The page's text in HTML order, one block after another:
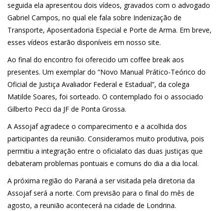
seguida ela apresentou dois vídeos, gravados com o advogado
Gabriel Campos, no qual ele fala sobre Indenização de
Transporte, Aposentadoria Especial e Porte de Arma. Em breve,
esses vídeos estarão disponíveis em nosso site.
Ao final do encontro foi oferecido um coffee break aos
presentes. Um exemplar do “Novo Manual Prático-Teórico do
Oficial de Justiça Avaliador Federal e Estadual”, da colega
Matilde Soares, foi sorteado. O contemplado foi o associado
Gilberto Pecci da JF de Ponta Grossa.
A Assojaf agradece o comparecimento e a acolhida dos
participantes da reunião. Consideramos muito produtiva, pois
permitiu a integração entre o oficialato das duas justiças que
debateram problemas pontuais e comuns do dia a dia local.
A próxima região do Paraná a ser visitada pela diretoria da
Assojaf será a norte. Com previsão para o final do mês de
agosto, a reunião acontecerá na cidade de Londrina.